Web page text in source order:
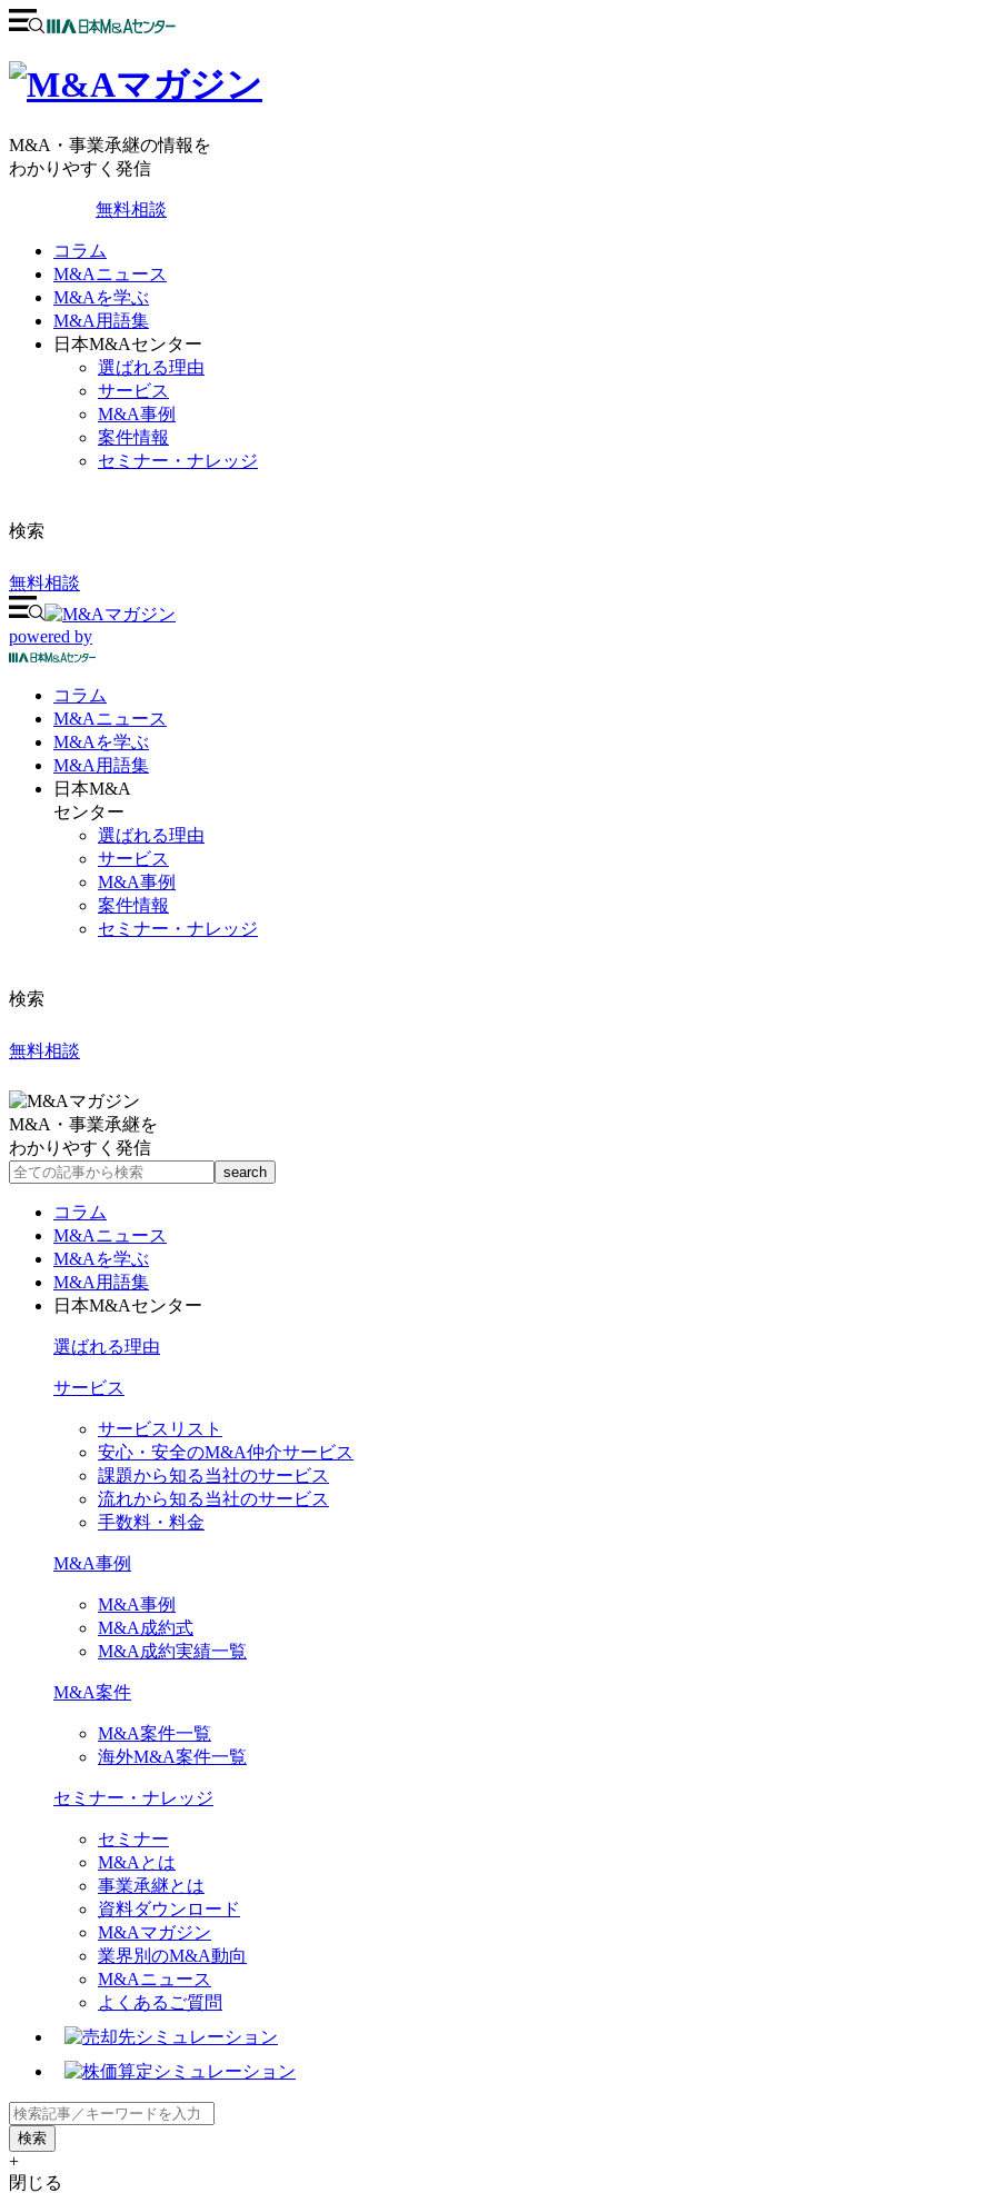
M&A・事業承継の情報を
わかりやすく発信
無料相談
コラム
M&Aニュース
M&Aを学ぶ
M&A用語集
日本M&Aセンター
選ばれる理由
サービス
M&A事例
案件情報
セミナー・ナレッジ
検索
無料相談
powered by
コラム
M&Aニュース
M&Aを学ぶ
M&A 用語集
日本M&A
センター
選ばれる理由
サービス
M&A事例
案件情報
セミナー・ナレッジ
検索
無料相談
M&A・事業承継を
わかりやすく発信
コラム
M&Aニュース
M&Aを学ぶ
M&A用語集
日本M&Aセンター
選ばれる理由
サービス
サービスリスト
安心・安全のM&A仲介サービス
課題から知る当社のサービス
流れから知る当社のサービス
手数料・料金
M&A事例
M&A事例
M&A成約式
M&A成約実績一覧
M&A案件
M&A案件一覧
海外M&A案件一覧
セミナー・ナレッジ
セミナー
M&Aとは
事業承継とは
資料ダウンロード
M&Aマガジン
業界別のM&A動向
M&Aニュース
よくあるご質問
+
閉じる